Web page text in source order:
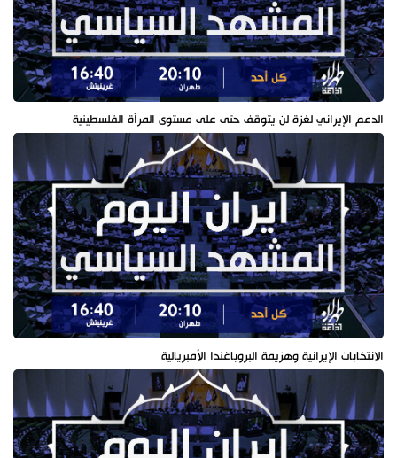
الدعم الإيراني لغزة لن يتوقف حتى على مستوى المرأة الفلسطينية
الانتخابات الإيرانية وهزيمة البروباغندا الأمبريالية